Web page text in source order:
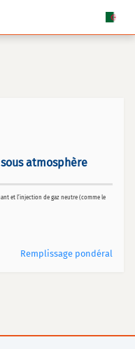
atmosphère
et l’injection de gaz neutre (comme le
Remplissage pondéral